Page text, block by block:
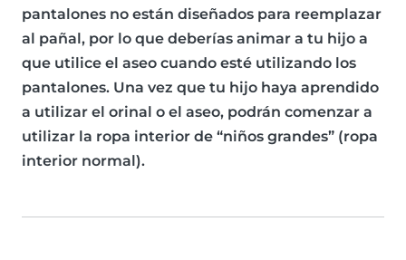
pantalones no están diseñados para reemplazar
al pañal, por lo que deberías animar a tu hijo a
que utilice el aseo cuando esté utilizando los
pantalones. Una vez que tu hijo haya aprendido
a utilizar el orinal o el aseo, podrán comenzar a
utilizar la ropa interior de “niños grandes” (ropa
interior normal).